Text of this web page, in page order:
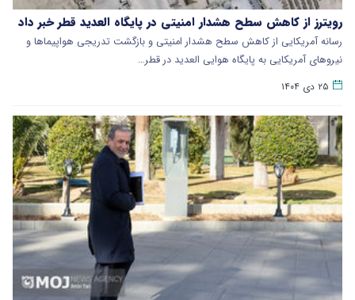
رویترز از کاهش سطح هشدار امنیتی در پایگاه العدید قطر خبر داد
​رسانه آمریکایی از کاهش سطح هشدار امنیتی و بازگشت تدریجی هواپیماها و
نیروهای آمریکایی به پایگاه هوایی العدید در قطر…
۲۵ دی ۱۴۰۴